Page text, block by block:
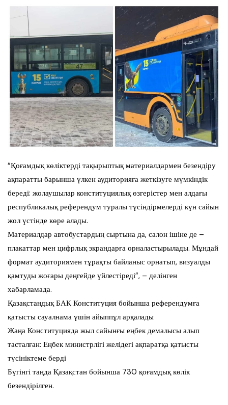
“Қоғамдық көліктерді тақырыптық материалдармен безендіру
ақпаратты барынша үлкен аудиторияға жеткізуге мүмкіндік
береді: жолаушылар конституциялық өзгерістер мен алдағы
республикалық референдум туралы түсіндірмелерді күн сайын
жол үстінде көре алады.
Материалдар автобустардың сыртына да, салон ішіне де –
плакаттар мен цифрлық экрандарға орналастырылады. Мұндай
формат аудиториямен тұрақты байланыс орнатып, визуалды
қамтуды жоғары деңгейде үйлестіреді”, – делінген
хабарламада.
Қазақстандық БАҚ Конституция бойынша референдумға
қатысты сауалнама үшін айыппұл арқалады
Жаңа Конституцияда жыл сайынғы еңбек демалысы алып
тасталған: Еңбек министрлігі желідегі ақпаратқа қатысты
түсініктеме берді
Бүгінгі таңда Қазақстан бойынша 730 қоғамдық көлік
безендірілген.